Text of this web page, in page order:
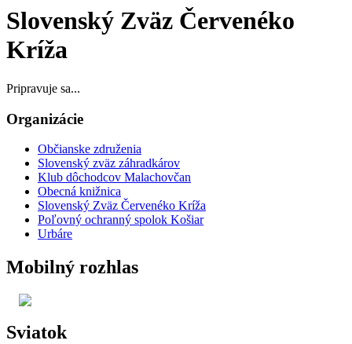
Slovenský Zväz Červenéko
Kríža
Pripravuje sa...
Organizácie
Občianske združenia
Slovenský zväz záhradkárov
Klub dôchodcov Malachovčan
Obecná knižnica
Slovenský Zväz Červenéko Kríža
Poľovný ochranný spolok Košiar
Urbáre
Mobilný rozhlas
Sviatok